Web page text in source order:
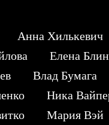
Анна Хилькевич
Елена
Влад Бумага
Ника
Мария Вэй